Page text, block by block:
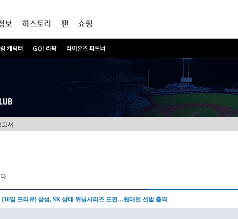
캐릭터 GO! 라팍 라이온즈 파트너
보 히스토리 팬 쇼핑
서
.
[10일 프리뷰] 삼성, SK 상대 위닝시리즈 도전…원태인 선발 출격